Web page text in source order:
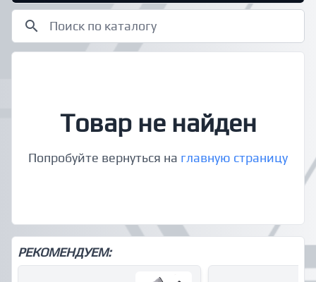
Товар не найден
Попробуйте вернуться на главную страницу
РЕКОМЕНДУЕМ: